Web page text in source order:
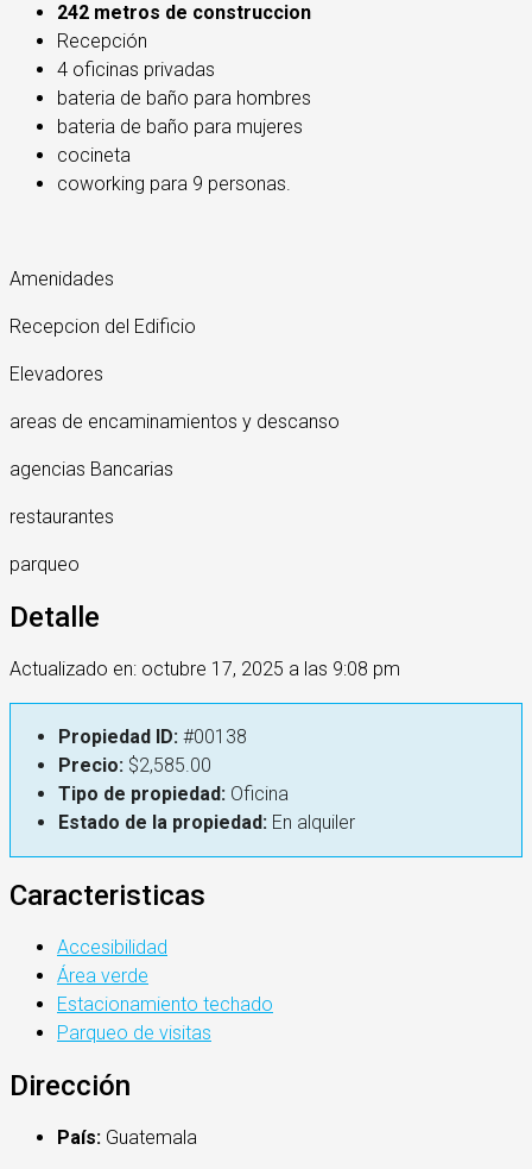
242 metros de construccion
Recepción
4 oficinas privadas
bateria de baño para hombres
bateria de baño para mujeres
cocineta
coworking para 9 personas.
Amenidades
Recepcion del Edificio
Elevadores
areas de encaminamientos y descanso
agencias Bancarias
restaurantes
parqueo
Detalle
Actualizado en: octubre 17, 2025 a las 9:08 pm
Propiedad ID: #00138
Precio: $2,585.00
Tipo de propiedad: Oficina
Estado de la propiedad: En alquiler
Caracteristicas
Accesibilidad
Área verde
Estacionamiento techado
Parqueo de visitas
Dirección
País: Guatemala